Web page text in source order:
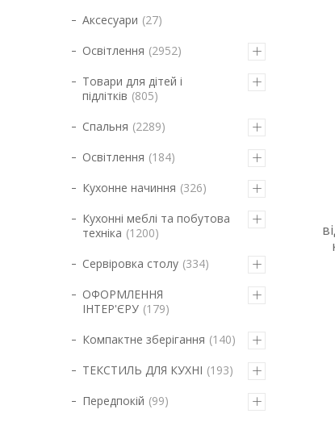
Аксесуари 27
Освітлення 2952
Товари для дітей і
підлітків 805
Спальня 2289
Освітлення 184
Кухонне начиння 326
Кухонні меблі та побутова
техніка 1200
Сервіровка столу 334
ОФОРМЛЕННЯ
ІНТЕР'ЄРУ 179
Компактне зберігання 140
ТЕКСТИЛЬ ДЛЯ КУХНІ 193
Передпокій 99